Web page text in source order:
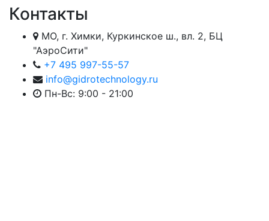
Контакты
МО, г. Химки, Куркинское ш., вл. 2, БЦ
"АэроСити"
+7 495 997-55-57
info@gidrotechnology.ru
Пн-Вс: 9:00 - 21:00